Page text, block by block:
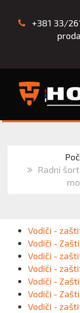
+381 33/
Radni
Vodiči -
Vodiči -
Vodiči -
Vodiči -
Vodiči -
Vodiči -
Vodiči -